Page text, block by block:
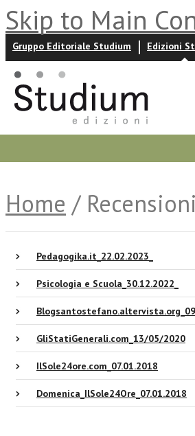
Skip to Main
Gruppo Editoriale Studium Edizioni
Home / Recensioni
Pedagogika.it_22.02.2023_
Psicologia e Scuola_30.12.2022_
GliStatiGenerali.com_13/05/2020
IlSole24ore.com_07.01.2018
Domenica_IlSole24Ore_07.01.2018